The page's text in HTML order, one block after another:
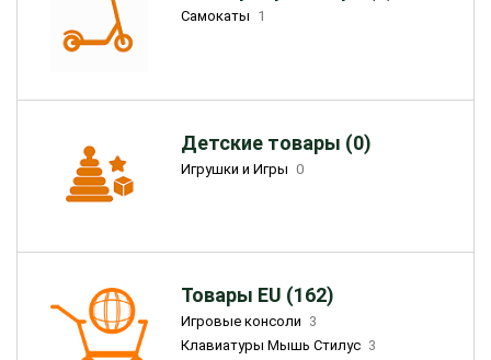
Самокаты 1
Детские товары (0)
Игрушки и Игры 0
Товары EU (162)
Игровые консоли 3
Клавиатуры Мышь Стилус 3